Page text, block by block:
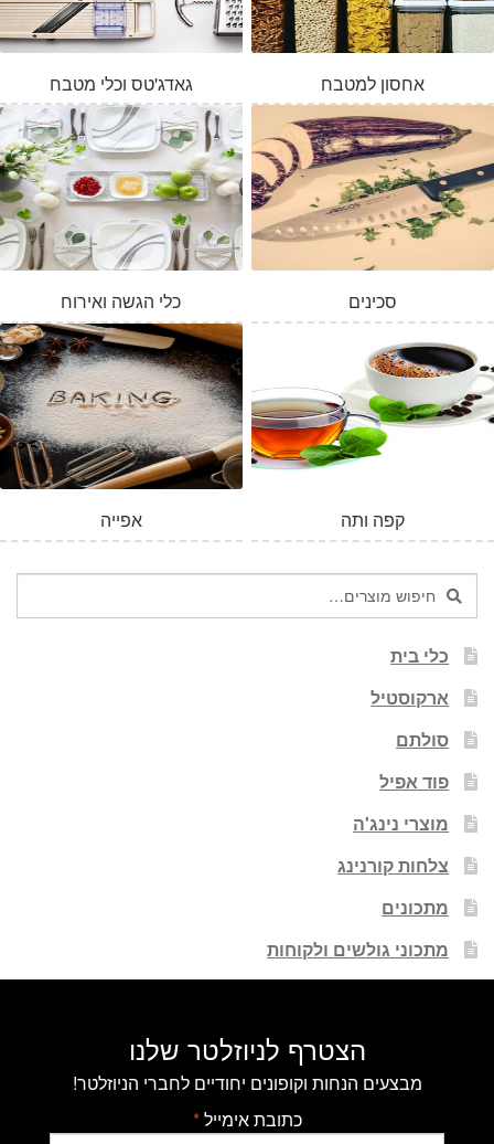
גאדג'טס וכלי מטבח אחסון למטבח
כלי הגשה ואירוח סכינים
אפייה קפה ותה
חיפוש
עבור:
חיפוש
כלי בית
ארקוסטיל
סולתם
פוד אפיל
מוצרי נינג'ה
צלחות קורנינג
מתכונים
מתכוני גולשים ולקוחות
הצטרף לניוזלטר שלנו
מבצעים הנחות וקופונים יחודיים לחברי הניוזלטר!
כתובת אימייל*